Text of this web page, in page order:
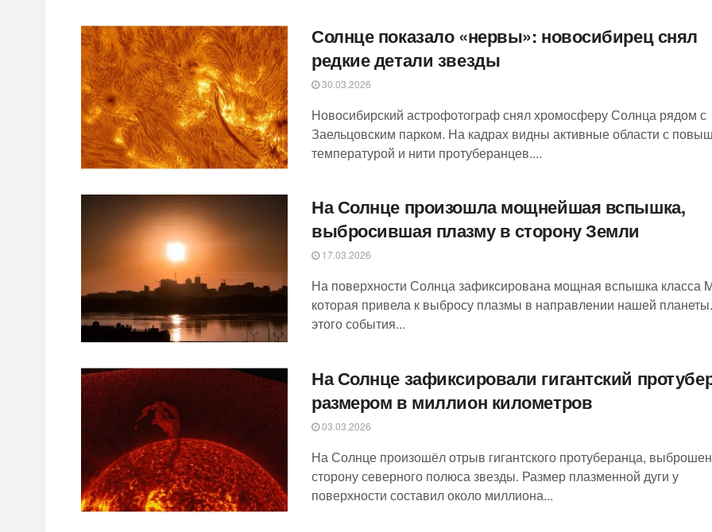
Солнце показало «нервы»: новосибирец снял
редкие детали звезды
30.03.2026
Новосибирский астрофотограф снял хромосферу Солнца рядом с
Заельцовским парком. На кадрах видны активные области с
температурой и нити протуберанцев....
На Солнце произошла мощнейшая вспышка,
выбросившая плазму в сторону Земли
17.03.2026
На поверхности Солнца зафиксирована мощная вспышка класса
которая привела к выбросу плазмы в направлении нашей
этого события...
На Солнце зафиксировали гигантский
размером в миллион километров
03.03.2026
На Солнце произошёл отрыв гигантского протуберанца,
сторону северного полюса звезды. Размер плазменной дуги у
поверхности составил около миллиона...